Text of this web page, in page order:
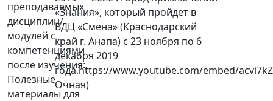
преподаваемых
дисциплин/
модулей с
компетенциями
после изучения:
Полезные
материалы для
«Знания», который пройдет в
ВДЦ «Смена» (Краснодарский
край г. Анапа) с 23 ноября по 6
декабря 2019
года.https://www.youtube.com/embed/
Очная)